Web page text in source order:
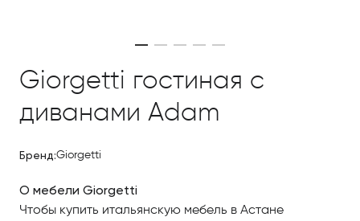
Giorgetti гостиная с
диванами Adam
Бренд:Giorgetti
О мебели Giorgetti
Чтобы купить итальянскую мебель в Астане